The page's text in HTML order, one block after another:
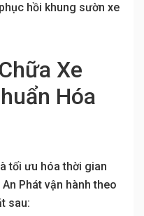
hồi khung sườn xe
Xe
Hóa
tối ưu hóa thời gian
Phát vận hành theo
sau: